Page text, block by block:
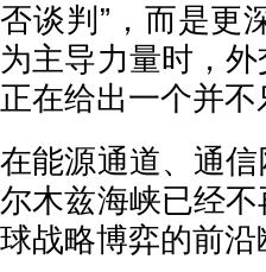
否谈判”，而是更
为主导力量时，
正在给出一个并不
在能源通道、通
尔木兹海峡已经
球战略博弈的前沿